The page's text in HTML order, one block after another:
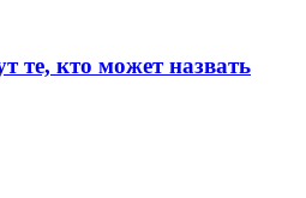
те, кто может назвать